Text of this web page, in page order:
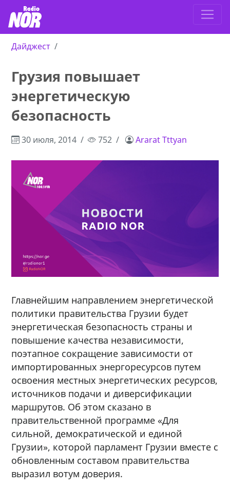
Дайджест
Грузия повышает
энергетическую
безопасность
30 июля, 2014 752 Ararat Tttyan
Главнейшим направлением энергетической
политики правительства Грузии будет
энергетическая безопасность страны и
повышение качества независимости,
поэтапное сокращение зависимости от
импортированных энергоресурсов путем
освоения местных энергетических ресурсов,
источников подачи и диверсификации
маршрутов. Об этом сказано в
правительственной программе «Для
сильной, демократической и единой
Грузии», которой парламент Грузии вместе с
обновленным составом правительства
выразил вотум доверия.